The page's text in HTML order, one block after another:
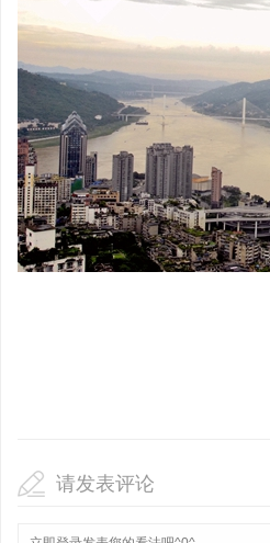
请发表评论